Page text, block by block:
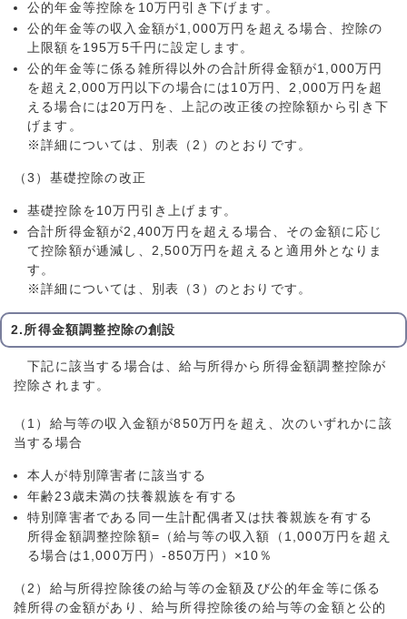
公的年金等控除を10万円引き下げます。
公的年金等の収入金額が1,000万円を超える場合、控除の
上限額を195万5千円に設定します。
公的年金等に係る雑所得以外の合計所得金額が1,000万円
を超え2,000万円以下の場合には10万円、2,000万円を超
える場合には20万円を、上記の改正後の控除額から引き下
げます。
※詳細については、別表（2）のとおりです。
（3）基礎控除の改正
基礎控除を10万円引き上げます。
合計所得金額が2,400万円を超える場合、その金額に応じ
て控除額が逓減し、2,500万円を超えると適用外となりま
す。
※詳細については、別表（3）のとおりです。
2.所得金額調整控除の創設
下記に該当する場合は、給与所得から所得金額調整控除が
控除されます。
（1）給与等の収入金額が850万円を超え、次のいずれかに該
当する場合
本人が特別障害者に該当する
年齢23歳未満の扶養親族を有する
特別障害者である同一生計配偶者又は扶養親族を有する
所得金額調整控除額=（給与等の収入額（1,000万円を超え
る場合は1,000万円）-850万円）×10％
（2）給与所得控除後の給与等の金額及び公的年金等に係る
雑所得の金額があり、給与所得控除後の給与等の金額と公的